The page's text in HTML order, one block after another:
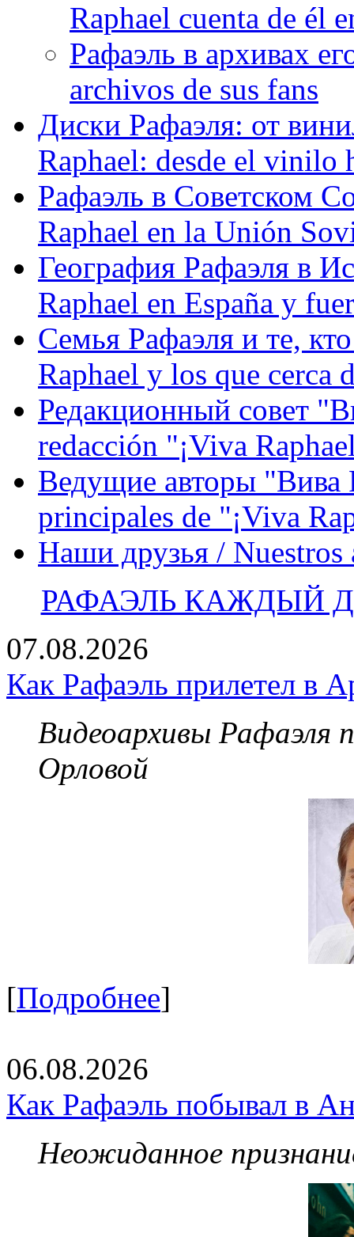
Raphael cuenta de él
Рафаэль в архивах
archivos de sus fans
Диски Рафаэля: от
Raphael: desde el vinilo
Рафаэль в Советском
Raphael en la Unión
География Рафаэля в
Raphael en España y
Семья Рафаэля и те,
Raphael y los que cerca
Редакционный совет
redacción "¡Viva
Ведущие авторы "Вива
principales de "¡Viva
Наши друзья / Nuestros
РАФАЭЛЬ КАЖДЫЙ
07.08.2026
Как Рафаэль прилетел в
Видеоархивы Рафаэля
Орловой
[Подробнее]
06.08.2026
Как Рафаэль побывал в
Неожиданное